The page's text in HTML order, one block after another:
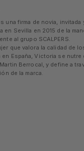
firma de novia, invitada
en Sevilla en 2015 de la
al grupo SCALPERS.
que valora la calidad de
España, Victoria se nutre
Berrocal, y define a
de la marca.